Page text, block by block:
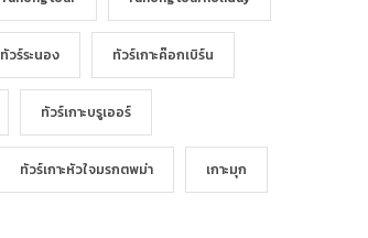
ทัวร์ระนอง ทัวร์เกาะค๊อกเบิร์น
ทัวร์เกาะบรูเออร์
ทัวร์เกาะหัวใจมรกตพม่า เกาะมุก